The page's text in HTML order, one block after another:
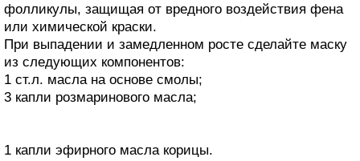
фолликулы, защищая от вредного воздействия фена
или химической краски.
При выпадении и замедленном росте сделайте маску
из следующих компонентов:
1 ст.л. масла на основе смолы;
3 капли розмаринового масла;
1 капли эфирного масла корицы.